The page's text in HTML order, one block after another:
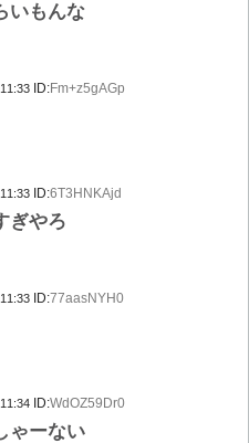
いもんな
ID:Fm+z5gAGp
ID:6T3HNKAjd
ぎやろ
ID:77aasNYH0
ID:WdOZ59Dr0
ゃーない